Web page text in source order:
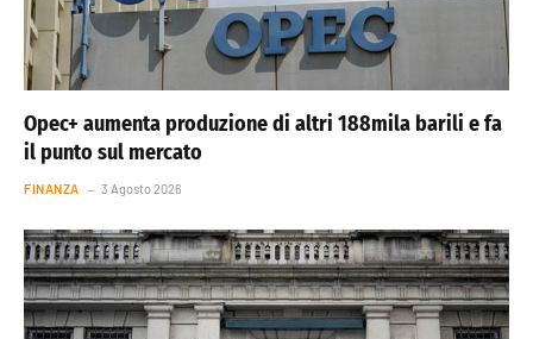
Opec+ aumenta produzione di altri 188mila barili e fa
il punto sul mercato
FINANZA 3 Agosto 2026